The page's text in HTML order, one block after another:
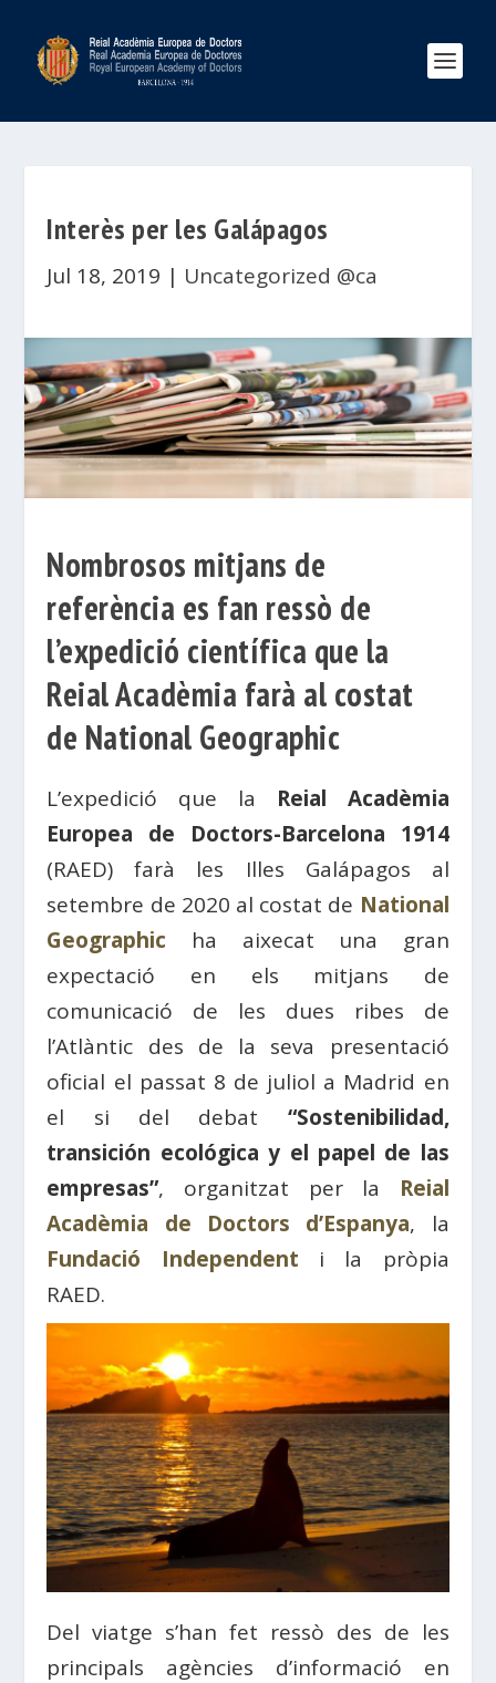
Interès per les Galápagos
Jul 18, 2019 | Uncategorized @ca
Nombrosos mitjans de
referència es fan ressò de
l’expedició científica que la
Reial Acadèmia farà al costat
de National Geographic
L’expedició que la Reial Acadèmia
Europea de Doctors-Barcelona 1914
(RAED) farà les Illes Galápagos al
setembre de 2020 al costat de National
Geographic ha aixecat una gran
expectació en els mitjans de
comunicació de les dues ribes de
l’Atlàntic des de la seva presentació
oficial el passat 8 de juliol a Madrid en
el si del debat “Sostenibilidad,
transición ecológica y el papel de las
empresas”, organitzat per la Reial
Acadèmia de Doctors d’Espanya, la
Fundació Independent i la pròpia
RAED.
Del viatge s’han fet ressò des de les
principals agències d’informació en